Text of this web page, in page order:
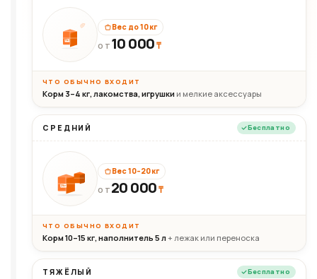
10кг
Вес до 10 кг
ОТ 10 000₸
ЧТО ОБЫЧНО ВХОДИТ
Корм 3–4 кг, лакомства, игрушки и мелкие аксессуары
СРЕДНИЙ Бесплатно
20кг
Вес 10–20 кг
ОТ 20 000₸
ЧТО ОБЫЧНО ВХОДИТ
Корм 10–15 кг, наполнитель 5 л+ лежак или переноска
ТЯЖЁЛЫЙ Бесплатно